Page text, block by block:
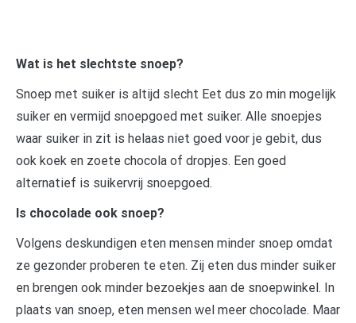
Wat is het slechtste snoep?
Snoep met suiker is altijd slecht Eet dus zo min mogelijk
suiker en vermijd snoepgoed met suiker. Alle snoepjes
waar suiker in zit is helaas niet goed voor je gebit, dus
ook koek en zoete chocola of dropjes. Een goed
alternatief is suikervrij snoepgoed.
Is chocolade ook snoep?
Volgens deskundigen eten mensen minder snoep omdat
ze gezonder proberen te eten. Zij eten dus minder suiker
en brengen ook minder bezoekjes aan de snoepwinkel. In
plaats van snoep, eten mensen wel meer chocolade. Maar